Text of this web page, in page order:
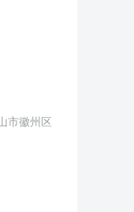
市徽州区